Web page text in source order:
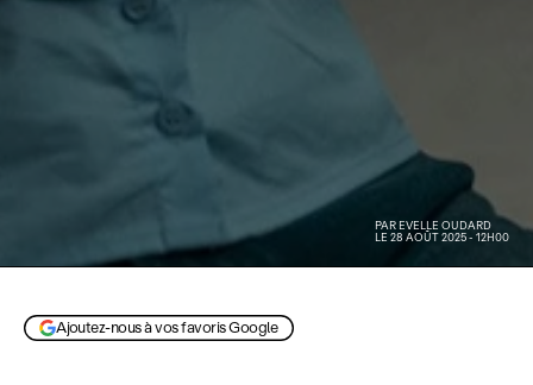
PAR EVELLE OUDARD
LE 28 AOÛT 2025 - 12H00
Ajoutez-nous à vos favoris Google